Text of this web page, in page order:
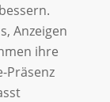
Anzeigen
ihre
Präsenz